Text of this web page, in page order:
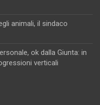
animali, il sindaco
ok dalla Giunta: in
verticali